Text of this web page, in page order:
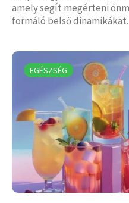
amely segít megérteni
formáló belső dinamikákat.
EGÉSZSÉG